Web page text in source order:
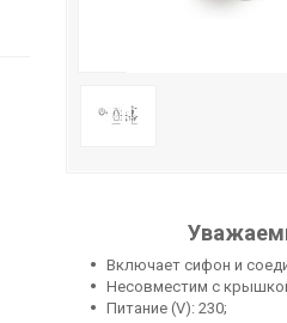
Включает сифон и
Несовместим с
Питание (V): 230;